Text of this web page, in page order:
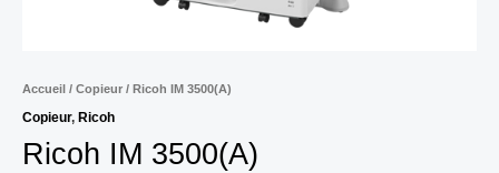
Accueil / Copieur / Ricoh IM 3500(A)
Copieur, Ricoh
Ricoh IM 3500(A)